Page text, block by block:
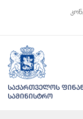
საქართველოს
სამინისტრო